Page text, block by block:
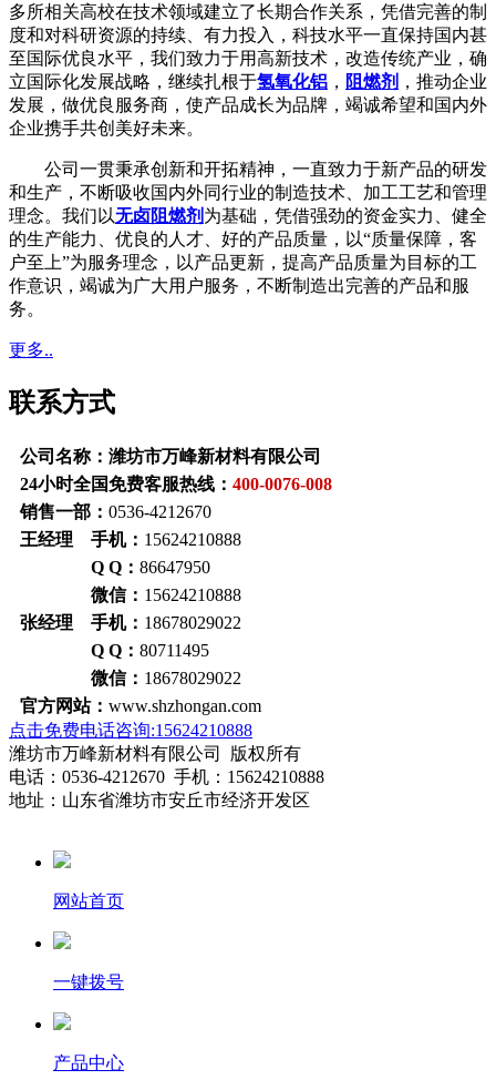
多所相关高校在技术领域建立了长期合作关系，凭借完善的制
度和对科研资源的持续、有力投入，科技水平一直保持国内甚
至国际优良水平，我们致力于用高新技术，改造传统产业，确
立国际化发展战略，继续扎根于氢氧化铝 ， 阻燃剂 ，推动企业
发展，做优良服务商，使产品成长为品牌，竭诚希望和国内外
企业携手共创美好未来。
公司一贯秉承创新和开拓精神，一直致力于新产品的研发
和生产，不断吸收国内外同行业的制造技术、加工工艺和管理
理念。我们以无卤阻燃剂 为基础，凭借强劲的资金实力、健全
的生产能力、优良的人才、好的产品质量，以“质量保障，客
户至上”为服务理念，以产品更新，提高产品质量为目标的工
作意识，竭诚为广大用户服务，不断制造出完善的产品和服
务。
更多..
联系方式
公司名称：潍坊市万峰新材料有限公司
24小时全国免费客服热线： 400-0076-008
销售一部： 0536-4212670
王经理 手机： 15624210888
Q Q： 86647950
微信： 15624210888
张经理 手机： 18678029022
Q Q： 80711495
微信： 18678029022
官方网站： www.shzhongan.com
点击免费电话咨询:15624210888
潍坊市万峰新材料有限公司 版权所有
电话：0536-4212670 手机：15624210888
地址：山东省潍坊市安丘市经济开发区
网站首页
一键拨号
产品中心